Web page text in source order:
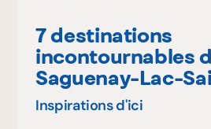
7 destinations
incontournables
Saguenay-Lac-
Inspirations d'ici